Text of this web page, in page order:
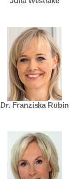
Dr. Franziska Rubin